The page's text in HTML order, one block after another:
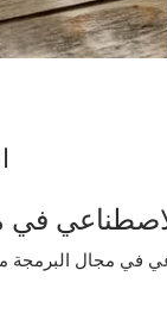
الاصطناعي
في مجال البرمجة